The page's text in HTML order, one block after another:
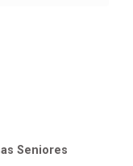
Seniores